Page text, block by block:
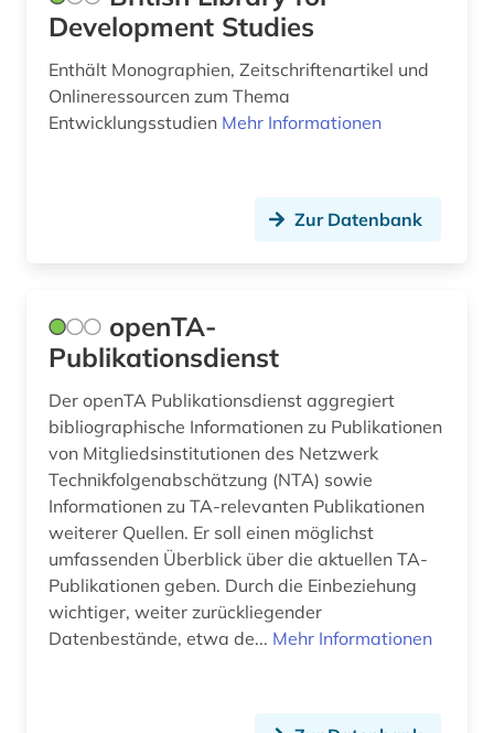
baltistik (1)
bamberg (1)
bankwesen (2)
bauingenieurwesen (2)
baukonstruktion (2)
baukunst (1)
bauphysik (1)
baurecht (6)
Development Studies
Enthält Monographien, Zeitschriftenartikel und
Onlineressourcen zum Thema
Entwicklungsstudien Mehr Informationen
Zur Datenbank
openTA-
Publikationsdienst
Der openTA Publikationsdienst aggregiert
bibliographische Informationen zu Publikationen
von Mitgliedsinstitutionen des Netzwerk
Technikfolgenabschätzung (NTA) sowie
Informationen zu TA-relevanten Publikationen
weiterer Quellen. Er soll einen möglichst
umfassenden Überblick über die aktuellen TA-
Publikationen geben. Durch die Einbeziehung
wichtiger, weiter zurückliegender
Datenbestände, etwa de... Mehr Informationen